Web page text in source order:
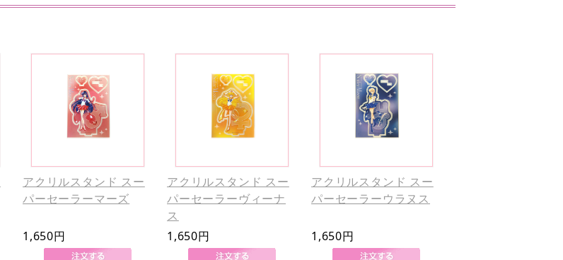
アクリルスタンド スー
パーセーラーマーズ
1,650円
アクリルスタンド スー
パーセーラーヴィーナ
ス
1,650円
アクリルスタンド スー
パーセーラーウラヌス
1,650円